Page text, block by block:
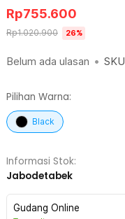
Belum ada ulasan • SKU
Rp755.600
Rp1.020.900 26%
Pilihan Warna:
Black
Informasi Stok:
Jabodetabek
Gudang Online